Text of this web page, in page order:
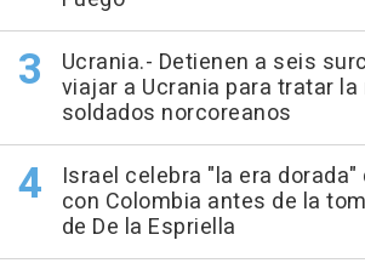
Ucrania.- Detienen a seis
viajar a Ucrania para tratar
soldados norcoreanos
Israel celebra "la era
con Colombia antes de la
de De la Espriella